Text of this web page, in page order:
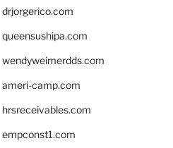
drjorgerico.com
queensushipa.com
wendyweimerdds.com
ameri-camp.com
hrsreceivables.com
empconst1.com